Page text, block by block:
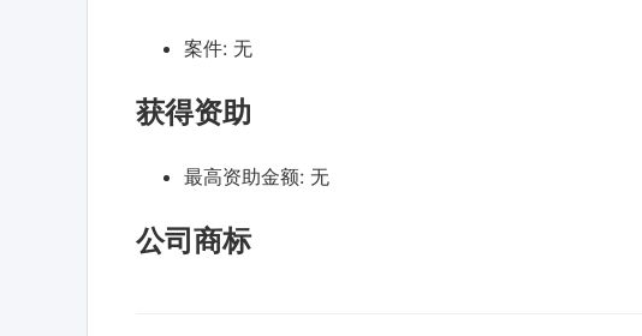
案件: 无
获得资助
最高资助金额: 无
公司商标